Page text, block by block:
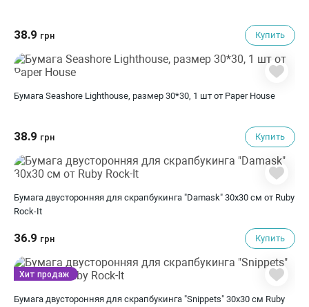
38.9 грн Купить
Бумага Seashore Lighthouse, размер 30*30, 1 шт от Paper House
38.9 грн Купить
Бумага двусторонняя для скрапбукинга "Damask" 30х30 см от Ruby
Rock-It
36.9 грн Купить
Бумага двусторонняя для скрапбукинга "Snippets" 30х30 см Ruby
Хит продаж